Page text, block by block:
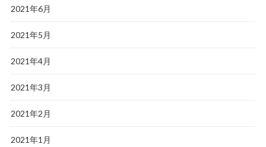
2021年6月
2021年5月
2021年4月
2021年3月
2021年2月
2021年1月